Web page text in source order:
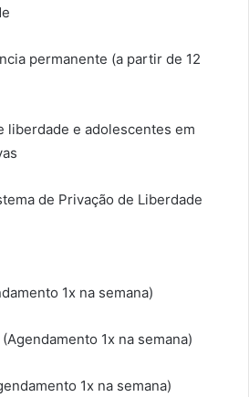
permanente (a partir de 12
liberdade e adolescentes em
de Privação de Liberdade
1x na semana)
1x na semana)
1x na semana)